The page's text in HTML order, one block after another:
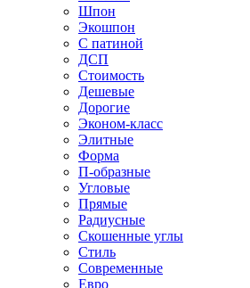
Шпон
Экошпон
С патиной
ДСП
Стоимость
Дешевые
Дорогие
Эконом-класс
Элитные
Форма
П-образные
Угловые
Прямые
Радиусные
Скошенные углы
Стиль
Современные
Евро